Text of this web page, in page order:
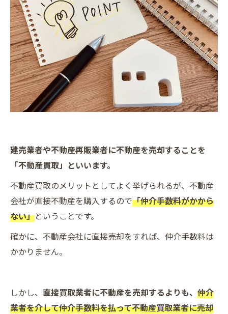
建売業者や不動産再販業者に不動産を売却することを
「不動産買取」といいます。
不動産買取のメリットとしてよく挙げられるが、不動産
会社が直接不動産を購入するので「仲介手数料がかから
ない」ということです。
確かに、不動産会社に直接売却をすれば、仲介手数料は
かかりません。
しかし、 直接買取業者に不動産を売却するよりも、 仲介
業者を介して仲介手数料を払って不動産買取業者に売却